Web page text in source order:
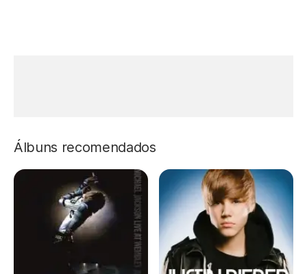
Álbuns recomendados